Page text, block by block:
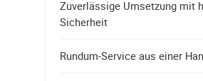
Zuverlässige Umsetzung mit
Sicherheit
Rundum-Service aus einer